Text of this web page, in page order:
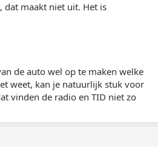
dat maakt niet uit. Het is
de auto wel op te maken welke
weet, kan je natuurlijk stuk voor
vinden de radio en TID niet zo